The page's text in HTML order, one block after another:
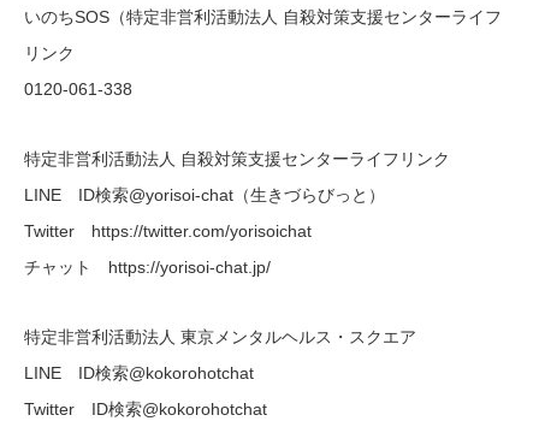
いのちSOS（特定非営利活動法人 自殺対策支援センターライフ
リンク
0120-061-338
特定非営利活動法人 自殺対策支援センターライフリンク
LINE ID検索@yorisoi-chat（生きづらびっと）
Twitter https://twitter.com/yorisoichat
チャット https://yorisoi-chat.jp/
特定非営利活動法人 東京メンタルヘルス・スクエア
LINE ID検索@kokorohotchat
Twitter ID検索@kokorohotchat